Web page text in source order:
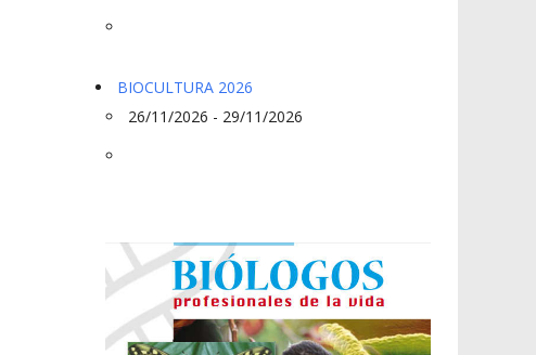
BIOCULTURA 2026
26/11/2026 - 29/11/2026